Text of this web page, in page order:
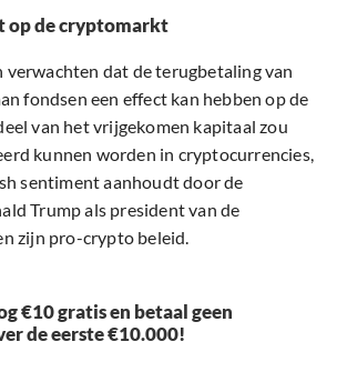
op de cryptomarkt
verwachten dat de terugbetaling van
fondsen een effect kan hebben op de
van het vrijgekomen kapitaal zou
kunnen worden in cryptocurrencies,
sentiment aanhoudt door de
Trump als president van de
zijn pro-crypto beleid.
€10 gratis en betaal geen
de eerste €10.000!